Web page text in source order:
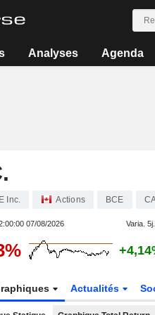
Analyses Agenda
Inc. Actions BCE
07/08/2026 Varia. 5j.
Actualités